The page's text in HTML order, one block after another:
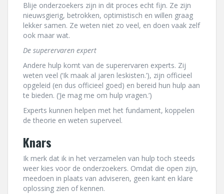
Blije onderzoekers zijn in dit proces echt fijn. Ze zijn
nieuwsgierig, betrokken, optimistisch en willen graag
lekker samen. Ze weten niet zo veel, en doen vaak zelf
ook maar wat.
De superervaren expert
Andere hulp komt van de superervaren experts. Zij
weten veel (‘Ik maak al jaren leskisten.’), zijn officieel
opgeleid (en dus officieel goed) en bereid hun hulp aan
te bieden. (‘Je mag me om hulp vragen.’)
Experts kunnen helpen met het fundament, koppelen
de theorie en weten superveel.
Knars
Ik merk dat ik in het verzamelen van hulp toch steeds
weer kies voor de onderzoekers. Omdat die open zijn,
meedoen in plaats van adviseren, geen kant en klare
oplossing zien of kennen.